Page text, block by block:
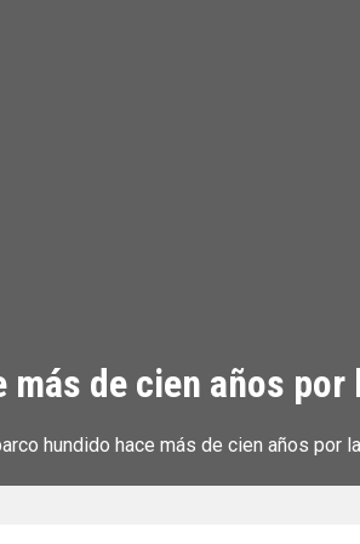
de cien años
hundido hace más de cien años por